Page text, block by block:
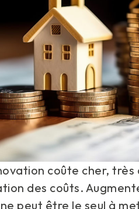
coûte cher,
des coûts.
peut être le seul à